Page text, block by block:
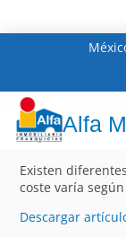
Alfa
Existen
coste varía
Descargar